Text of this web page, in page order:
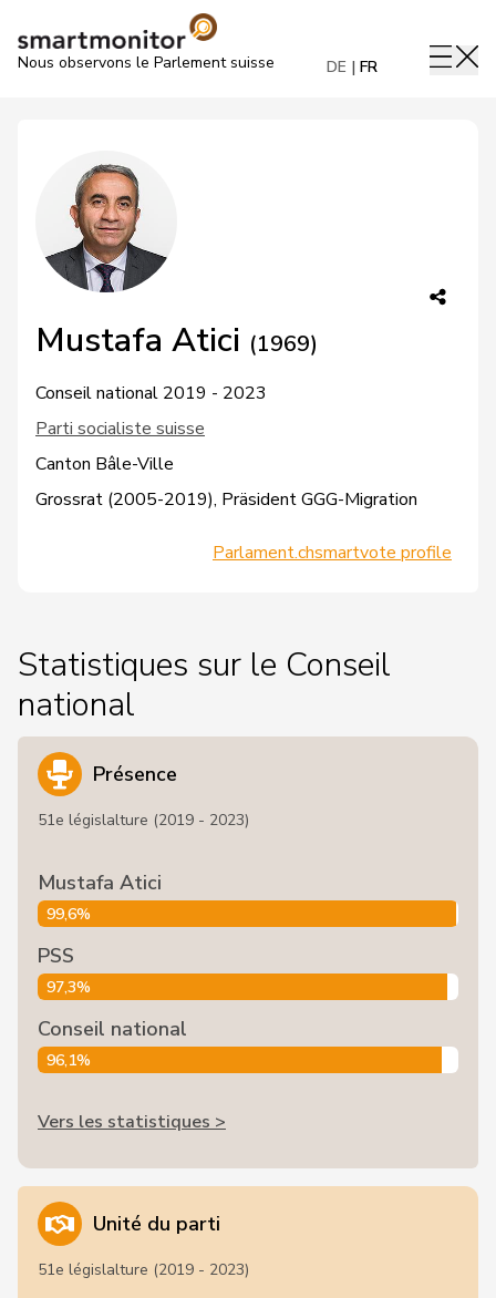
Nous observons le Parlement suisse DE FR
Mustafa Atici (1969)
Conseil national 2019 - 2023
Parti socialiste suisse
Canton Bâle-Ville
Grossrat (2005-2019), Präsident GGG-Migration
Parlament.chsmartvote profile
Statistiques sur le Conseil
national
Présence
51e législalture (2019 - 2023)
Mustafa Atici
99,6%
PSS
97,3%
Conseil national
96,1%
Vers les statistiques >
Unité du parti
51e législalture (2019 - 2023)